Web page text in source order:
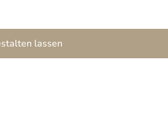
lassen